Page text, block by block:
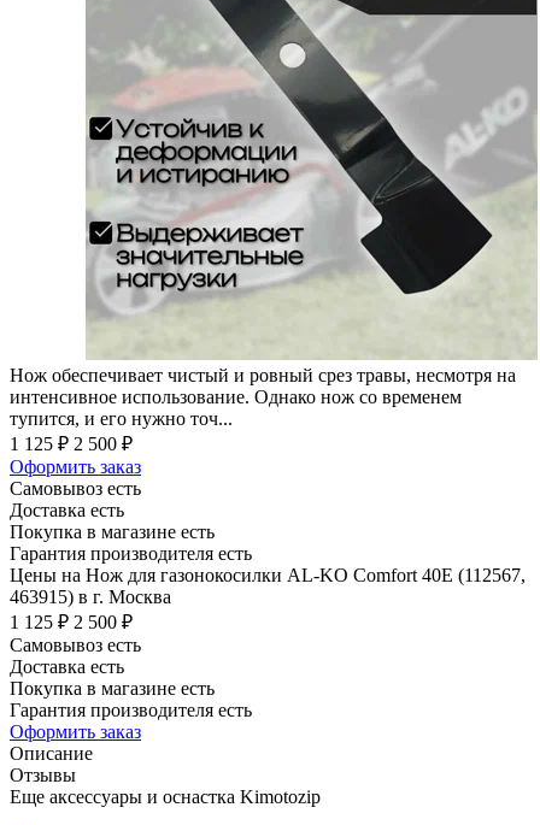
Нож обеспечивает чистый и ровный срез травы, несмотря на
интенсивное использование. Однако нож со временем
тупится, и его нужно точ...
1 125 ₽ 2 500 ₽
Оформить заказ
Самовывоз есть
Доставка есть
Покупка в магазине есть
Гарантия производителя есть
Цены на Нож для газонокосилки AL-KO Comfort 40E (112567,
463915) в г. Москва
1 125 ₽ 2 500 ₽
Самовывоз есть
Доставка есть
Покупка в магазине есть
Гарантия производителя есть
Оформить заказ
Описание
Отзывы
Еще аксессуары и оснастка Kimotozip